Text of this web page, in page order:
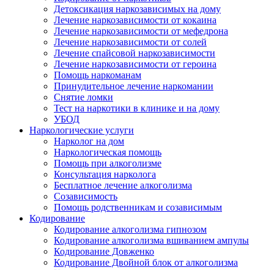
Детоксикация наркозависимых на дому
Лечение наркозависимости от кокаина
Лечение наркозависимости от мефедрона
Лечение наркозависимости от солей
Лечение спайсовой наркозависимости
Лечение наркозависимости от героина
Помощь наркоманам
Принудительное лечение наркомании
Снятие ломки
Тест на наркотики в клинике и на дому
УБОД
Наркологические услуги
Нарколог на дом
Наркологическая помощь
Помощь при алкоголизме
Консультация нарколога
Бесплатное лечение алкоголизма
Созависимость
Помощь родственникам и созависимым
Кодирование
Кодирование алкоголизма гипнозом
Кодирование алкоголизма вшиванием ампулы
Кодирование Довженко
Кодирование Двойной блок от алкоголизма